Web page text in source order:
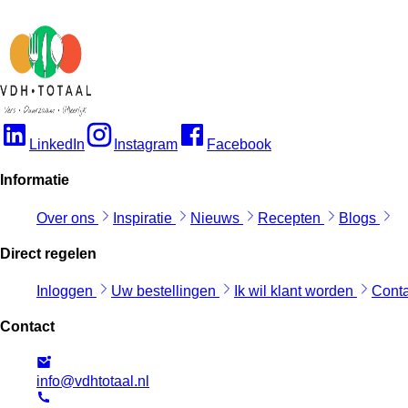
LinkedIn Instagram Facebook
Informatie
Over ons Inspiratie Nieuws Recepten Blogs
Direct regelen
Inloggen Uw bestellingen Ik wil klant worden
Contact
info@vdhtotaal.nl